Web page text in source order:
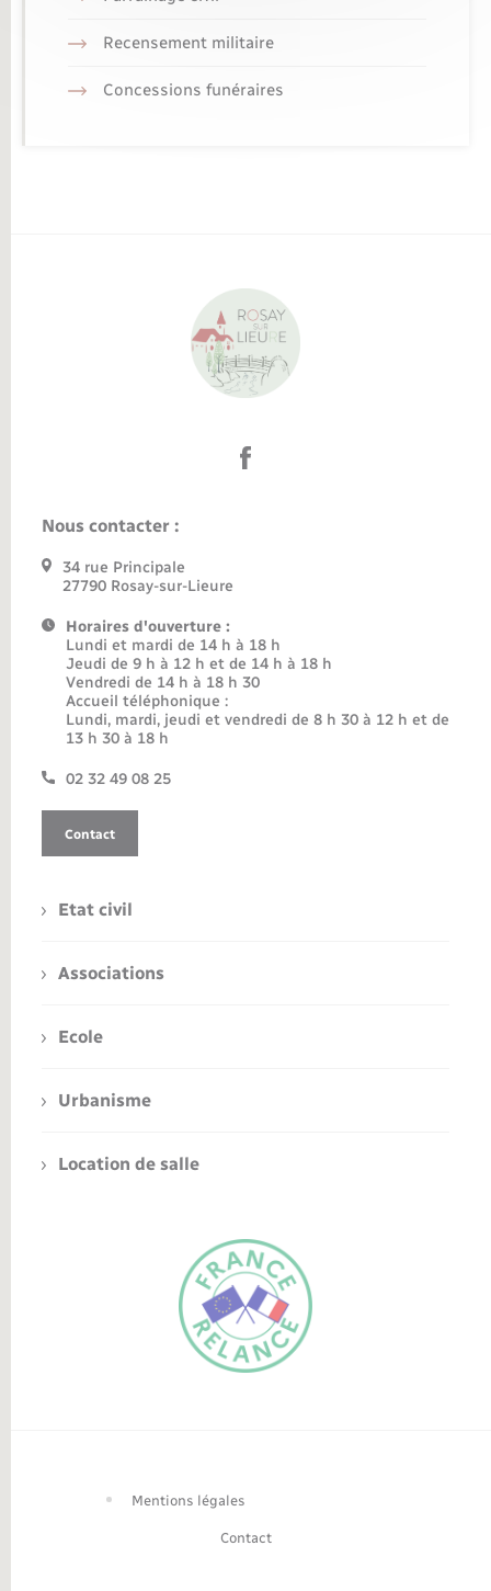
Recensement militaire
Concessions funéraires
Nous contacter :
34 rue Principale
27790 Rosay-sur-Lieure
Horaires d'ouverture :
Lundi et mardi de 14 h à 18 h
Jeudi de 9 h à 12 h et de 14 h à 18 h
Vendredi de 14 h à 18 h 30
Accueil téléphonique :
Lundi, mardi, jeudi et vendredi de 8 h 30 à 12 h et de
13 h 30 à 18 h
02 32 49 08 25
Contact
Etat civil
Associations
Ecole
Urbanisme
Location de salle
Mentions légales
Contact